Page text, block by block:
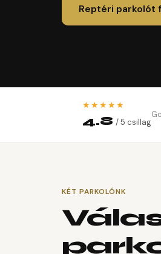
Reptéri parkolót
★★★★★
4.8 / 5 csillag
KÉT PARKOLÓNK